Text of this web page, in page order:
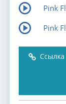
Pink
Pink
Ссылка